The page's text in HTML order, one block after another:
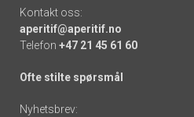
Kontakt oss:
aperitif@aperitif.no
Telefon +47 21 45 61 60
Ofte stilte spørsmål
Nyhetsbrev: